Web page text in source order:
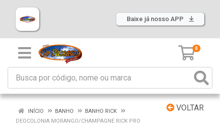
Baixe já nosso APP
0
VOLTAR
INÍCIO BANHO
BANHO RICK
DEOCOLONIA MORANGO/CHAMPAGNE RICK PRO